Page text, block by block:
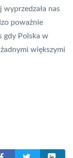
wyprzedzała nas
poważnie
gdy Polska w
większymi